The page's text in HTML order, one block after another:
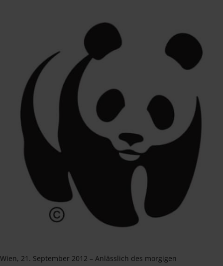
Wien, 21. September 2012 – Anlässlich des morgigen